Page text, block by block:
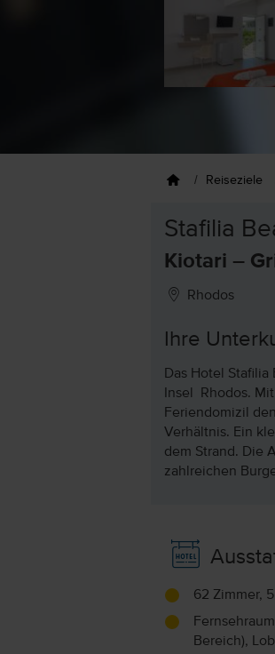
Reiseziele
Stafilia
Kiotari –
Rhodos
Ihre
Das Hotel
Insel Rhodos.
Feriendomizil
Verhältnis. Ein
dem Strand. Die
zahlreichen
62 Zimmer,
Bereich),